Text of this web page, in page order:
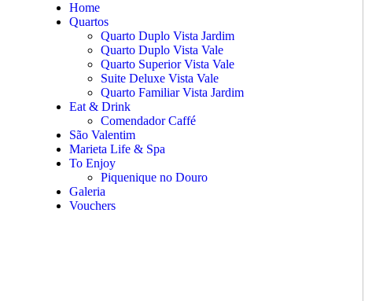
Home
Quartos
Quarto Duplo Vista Jardim
Quarto Duplo Vista Vale
Quarto Superior Vista Vale
Suite Deluxe Vista Vale
Quarto Familiar Vista Jardim
Eat & Drink
Comendador Caffé
São Valentim
Marieta Life & Spa
To Enjoy
Piquenique no Douro
Galeria
Vouchers